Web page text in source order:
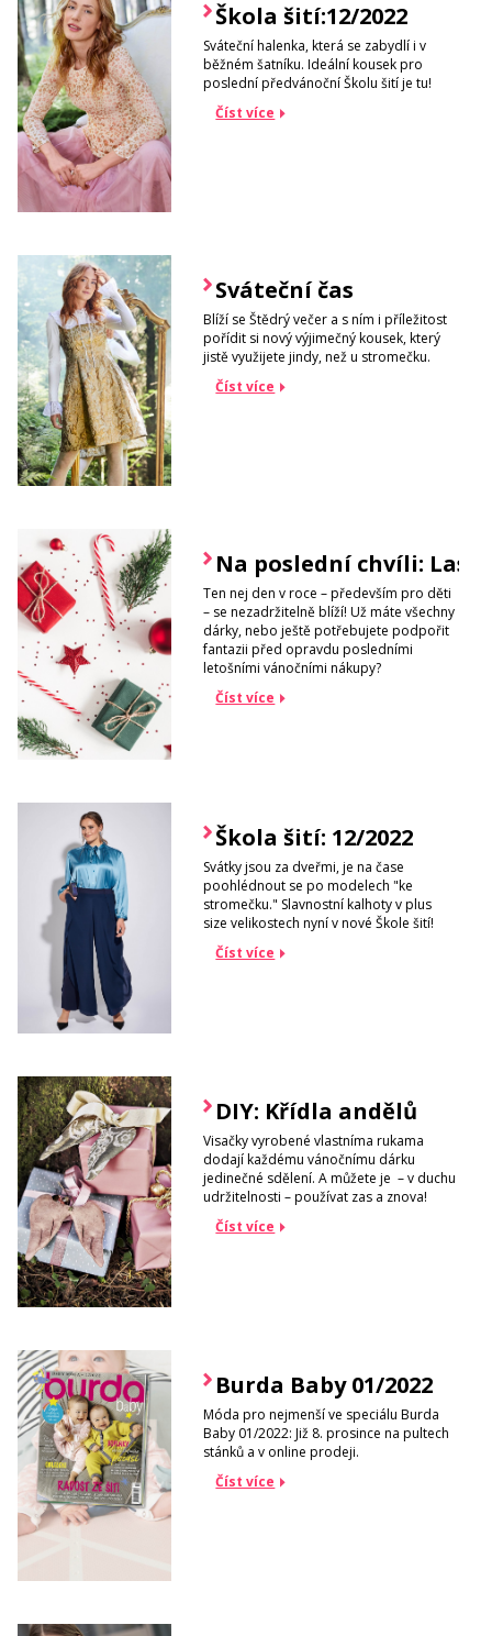
Škola šití:12/2022
Sváteční halenka, která se zabydlí i v
běžném šatníku. Ideální kousek pro
poslední předvánoční Školu šití je tu!
Číst více
Sváteční čas
Blíží se Štědrý večer a s ním i příležitost
pořídit si nový výjimečný kousek, který
jistě využijete jindy, než u stromečku.
Číst více
Na poslední chvíli:
Ten nej den v roce – především pro děti
– se nezadržitelně blíží! Už máte všechny
dárky, nebo ještě potřebujete podpořit
fantazii před opravdu posledními
letošními vánočními nákupy?
Číst více
Škola šití: 12/2022
Svátky jsou za dveřmi, je na čase
poohlédnout se po modelech "ke
stromečku." Slavnostní kalhoty v plus
size velikostech nyní v nové Škole šití!
Číst více
DIY: Křídla andělů
Visačky vyrobené vlastníma rukama
dodají každému vánočnímu dárku
jedinečné sdělení. A můžete je – v duchu
udržitelnosti – používat zas a znova!
Číst více
Burda Baby 01/2022
Móda pro nejmenší ve speciálu Burda
Baby 01/2022: Již 8. prosince na pultech
stánků a v online prodeji.
Číst více